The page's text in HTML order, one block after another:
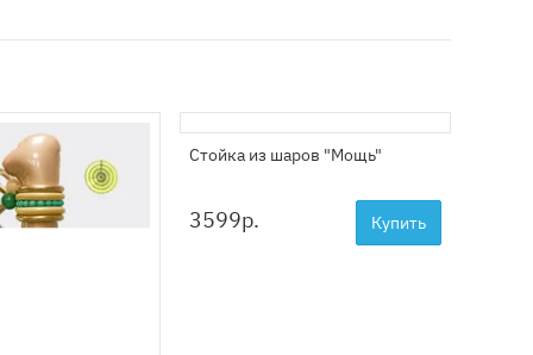
Стойка из шаров "Мощь"
3599р. Купить